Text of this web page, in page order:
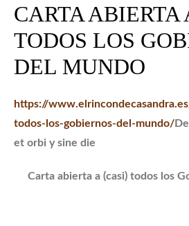
CARTA ABIERTA
TODOS LOS
DEL MUNDO
https://
todos-los-gobiernos-del-mundo/
et orbi y sine die
Carta abierta a (casi) todos los